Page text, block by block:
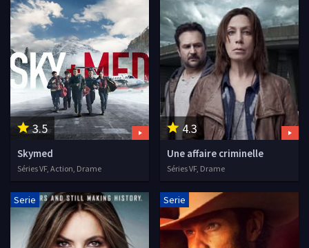
3.5
Skymed
Séries VF, Action, Drame
4.3
Une affaire criminelle
Séries VF, Drame
Serie Serie